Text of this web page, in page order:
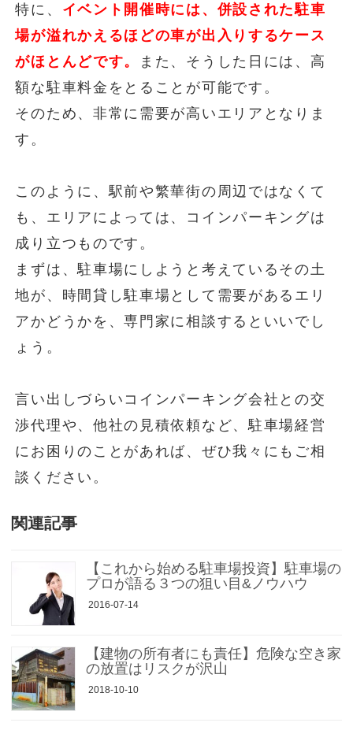
特に、 イベント開催時には、併設された駐車
場が溢れかえるほどの車が出入りするケース
がほとんどです。
また、そうした日には、高
額な駐車料金をとることが可能です。
そのため、非常に需要が高いエリアとなりま
す。
このように、駅前や繁華街の周辺ではなくて
も、エリアによっては、コインパーキングは
成り立つものです。
まずは、駐車場にしようと考えているその土
地が、時間貸し駐車場として需要があるエリ
アかどうかを、専門家に相談するといいでし
ょう。
言い出しづらいコインパーキング会社との交
渉代理や、他社の見積依頼など、駐車場経営
にお困りのことがあれば、ぜひ我々にもご相
談ください。
関連記事
【これから始める駐車場投資】駐車場の
プロが語る３つの狙い目&ノウハウ
2016-07-14
【建物の所有者にも責任】危険な空き家
の放置はリスクが沢山
2018-10-10